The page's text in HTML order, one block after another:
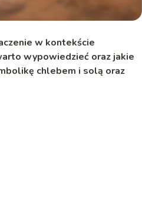
w kontekście
wypowiedzieć oraz jakie
chlebem i solą oraz